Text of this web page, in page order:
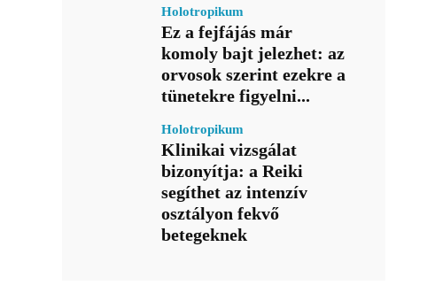
Holotropikum
Ez a fejfájás már
komoly bajt jelezhet: az
orvosok szerint ezekre a
tünetekre figyelni...
Holotropikum
Klinikai vizsgálat
bizonyítja: a Reiki
segíthet az intenzív
osztályon fekvő
betegeknek